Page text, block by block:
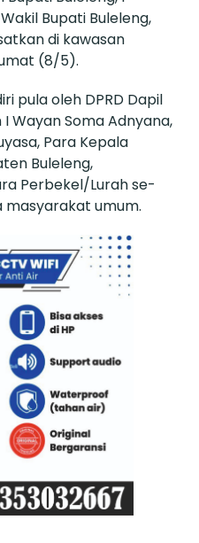
Bupati Buleleng,
di kawasan
(8/5).
pula oleh DPRD Dapil
Wayan Soma Adnyana,
Para Kepala
Buleleng,
Perbekel/Lurah se-
masyarakat umum.